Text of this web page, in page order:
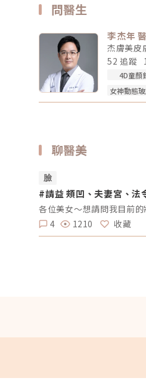
問醫生
李杰年
杰膚美皮
52 追蹤
4D童顏
女神動態
聊醫美
臉
#請益 頰凹、夫妻宮、法
音波？
4
1210 收藏